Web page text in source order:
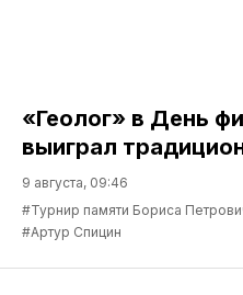
«Геолог» в День
выиграл
9 августа, 09:46
#Турнир памяти Бориса
#Артур Спицин